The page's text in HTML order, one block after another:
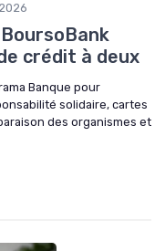
crédit à deux
Banque pour
solidaire, cartes
des organismes et